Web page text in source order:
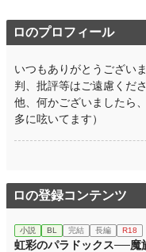
ロのプロフィール
いつもありがとうござい
判、批評等はご遠慮くだ
他、何かございましたら
多に呟いてます）
ロの登録コンテンツ
小説 BL 完結 長編 R18
虹彩のパラドックス──魔